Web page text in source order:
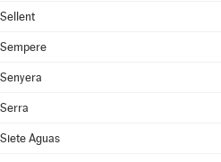
Sellent
Sempere
Senyera
Serra
Siete Aguas